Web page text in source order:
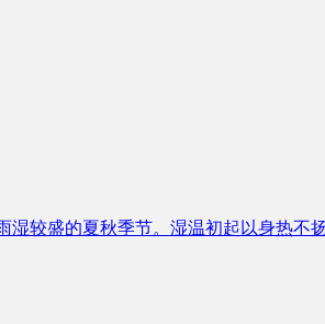
较盛的夏秋季节。湿温初起以身热